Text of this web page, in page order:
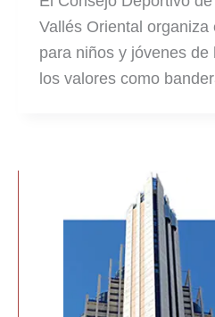
Vallés Oriental organiza
para niños y jóvenes de
los valores como